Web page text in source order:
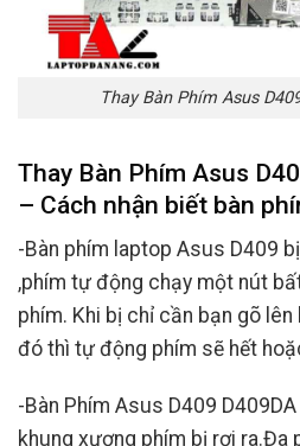
Thay Bàn Phím Asus
Thay Bàn Phím Asus
– Cách nhận biết bàn
-Bàn phím laptop Asus D409
,phím tự động chạy một nút
phím. Khi bị chỉ cần bạn gõ
đó thì tự động phím sẽ hết
-Bàn Phím Asus D409
khung xương phím bị rơi ra.Đa